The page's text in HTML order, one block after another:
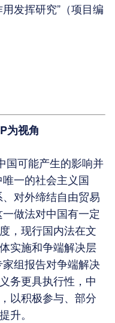
发挥研究”（项目编
为视角
国可能产生的影响并
一的社会主义国
对外缔结自由贸易
做法对中国有一定
，现行国内法在文
实施和争端解决层
组报告对争端解决
务更具执行性，中
以积极参与、部分
升。